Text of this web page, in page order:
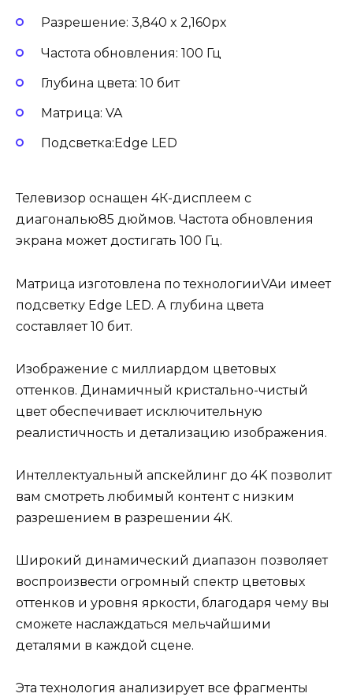
Разрешение: 3,840 x 2,160px
Частота обновления: 100 Гц
Глубина цвета: 10 бит
Матрица: VA
Подсветка:Edge LED
Телевизор оснащен 4К-дисплеем с
диагональю85 дюймов. Частота обновления
экрана может достигать 100 Гц.
Матрица изготовлена по технологииVAи имеет
подсветку Edge LED. А глубина цвета
составляет 10 бит.
Изображение с миллиардом цветовых
оттенков. Динамичный кристально-чистый
цвет обеспечивает исключительную
реалистичность и детализацию изображения.
Интеллектуальный апскейлинг до 4K позволит
вам смотреть любимый контент с низким
разрешением в разрешении 4К.
Широкий динамический диапазон позволяет
воспроизвести огромный спектр цветовых
оттенков и уровня яркости, благодаря чему вы
сможете наслаждаться мельчайшими
деталями в каждой сцене.
Эта технология анализирует все фрагменты